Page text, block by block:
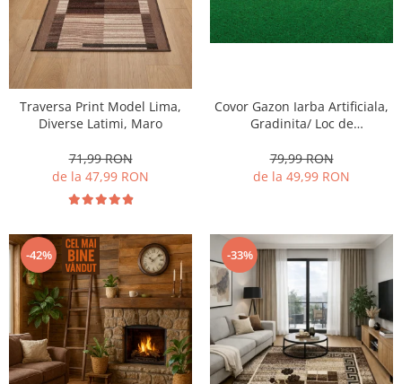
Traversa Print Model Lima,
Diverse Latimi, Maro
71,99 RON
de la 47,99 RON
Covor Gazon Iarba Artificiala,
Gradinita/ Loc de
Linda Inaltime fir 10 mm,
Verde
79,99 RON
de la 49,99 RON
-42% -33%